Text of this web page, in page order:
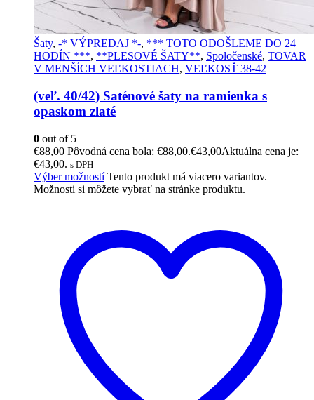
Šaty, -* VÝPREDAJ *-, *** TOTO ODOŠLEME DO 24
HODÍN ***, **PLESOVÉ ŠATY**, Spoločenské, TOVAR
V MENŠÍCH VEĽKOSTIACH, VEĽKOSŤ 38-42
(veľ. 40/42) Saténové šaty na ramienka s
opaskom zlaté
0 out of 5
€88,00 Pôvodná cena bola: €88,00.€43,00Aktuálna cena je:
€43,00. s DPH
Výber možností Tento produkt má viacero variantov.
Možnosti si môžete vybrať na stránke produktu.